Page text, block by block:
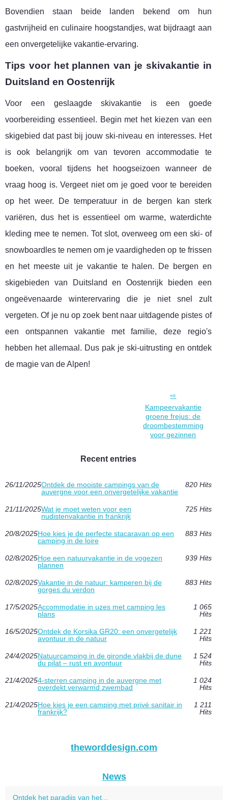
Bovendien staan beide landen bekend om hun
gastvrijheid en culinaire hoogstandjes, wat bijdraagt aan
een onvergetelijke vakantie-ervaring.
Tips voor het plannen van je skivakantie in
Duitsland en Oostenrijk
Voor een geslaagde skivakantie is een goede
voorbereiding essentieel. Begin met het kiezen van een
skigebied dat past bij jouw ski-niveau en interesses. Het
is ook belangrijk om van tevoren accommodatie te
boeken, vooral tijdens het hoogseizoen wanneer de
vraag hoog is. Vergeet niet om je goed voor te bereiden
op het weer. De temperatuur in de bergen kan sterk
variëren, dus het is essentieel om warme, waterdichte
kleding mee te nemen. Tot slot, overweeg om een ski- of
snowboardles te nemen om je vaardigheden op te frissen
en het meeste uit je vakantie te halen. De bergen en
skigebieden van Duitsland en Oostenrijk bieden een
ongeëvenaarde winterervaring die je niet snel zult
vergeten. Of je nu op zoek bent naar uitdagende pistes of
een ontspannen vakantie met familie, deze regio's
hebben het allemaal. Dus pak je ski-uitrusting en ontdek
de magie van de Alpen!
Kampeervakantie
groene frejus: de
droombestemming
voor gezinnen
Recent entries
26/11/2025Ontdek de mooiste campings van de
auvergne voor een onvergetelijke vakantie
820 Hits
21/11/2025Wat je moet weten voor een
nudistenvakantie in frankrijk
725 Hits
20/8/2025Hoe kies je de perfecte stacaravan op een
camping in de loire
883 Hits
02/8/2025Hoe een natuurvakantie in de vogezen
plannen
939 Hits
02/8/2025Vakantie in de natuur: kamperen bij de
gorges du verdon
883 Hits
17/5/2025Accommodatie in uzes met camping les
plans
1 065
Hits
16/5/2025Ontdek de Korsika GR20: een onvergetelijk
avontuur in de natuur
1 221
Hits
24/4/2025Natuurcamping in de gironde vlakbij de dune
du pilat – rust en avontuur
1 524
Hits
21/4/20254-sterren camping in de auvergne met
overdekt verwarmd zwembad
1 024
Hits
21/4/2025Hoe kies je een camping met privé sanitair in
frankrijk?
1 211
Hits
theworddesign.com
News
Ontdek het paradijs van het...